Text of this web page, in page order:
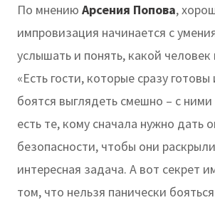
По мнению Арсения Попова,
импровизация начинается с
услышать и понять, какой
«Есть гости, которые сразу готовы
боятся выглядеть смешно – с
есть те, кому сначала нужно дать
безопасности, чтобы они
интересная задача. А вот секрет
том, что нельзя панически